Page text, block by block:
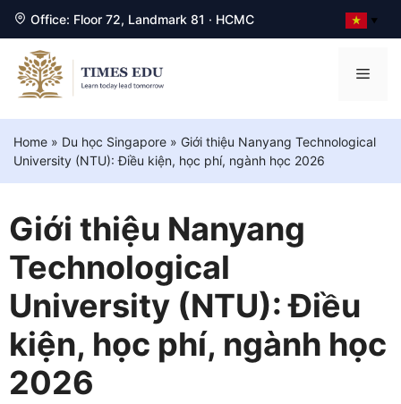
Office: Floor 72, Landmark 81 · HCMC ▼
Chuyển
đến
nội
dung
Home » Du học Singapore » Giới thiệu Nanyang Technological
University (NTU): Điều kiện, học phí, ngành học 2026
Giới thiệu Nanyang
Technological
University (NTU): Điều
kiện, học phí, ngành học
2026